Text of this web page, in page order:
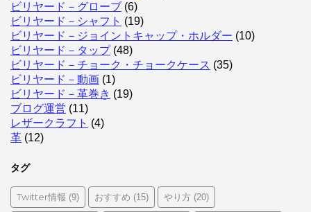
ビリヤード－グローブ (6)
ビリヤード－シャフト (19)
ビリヤード－ジョイントキャップ・ホルダー (10)
ビリヤード－タップ(48)
ビリヤード－チョーク・チョークケース (35)
ビリヤード－動画 (1)
ビリヤード－革巻き (19)
ブログ運営 (11)
レザークラフト (4)
革 (12)
タグ
Twitter情報 (9) おすすめ (15) やり方 (20)